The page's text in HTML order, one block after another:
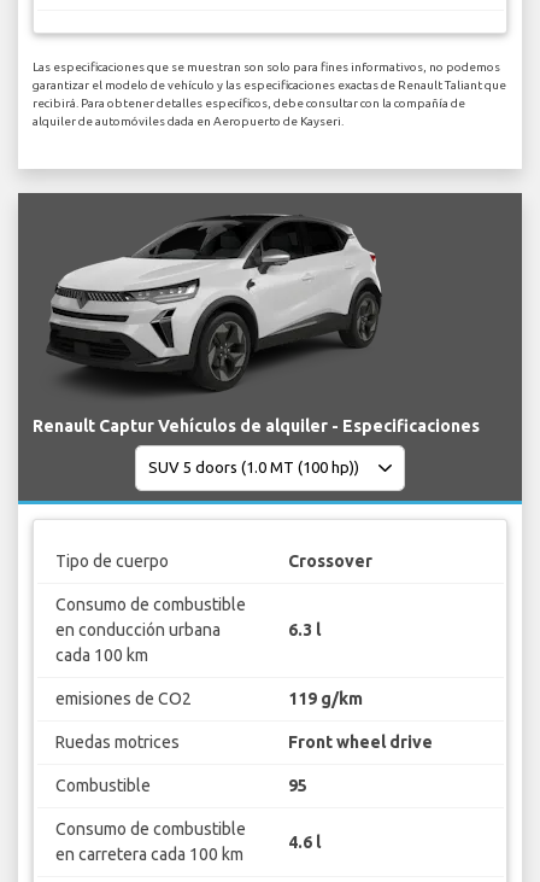
Las especificaciones que se muestran son solo para fines informativos, no podemos
garantizar el modelo de vehículo y las especificaciones exactas de Renault Taliant que
recibirá. Para obtener detalles específicos, debe consultar con la compañía de
alquiler de automóviles dada en Aeropuerto de Kayseri.
Renault Captur Vehículos de alquiler - Especificaciones
Tipo de cuerpo Crossover
Consumo de combustible
en conducción urbana
cada 100 km
6.3 l
emisiones de CO2 119 g/km
Ruedas motrices Front wheel drive
Combustible 95
Consumo de combustible
en carretera cada 100 km
4.6 l